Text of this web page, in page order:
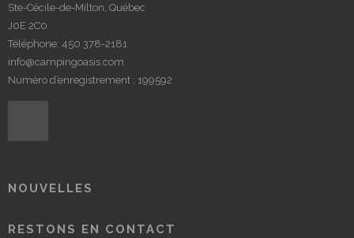
Ste-Cécile-de-Milton, Québec
J0E 2C0
Téléphone: 450 378-2181
info@campingoasis.com
Numéro d’enregistrement : 199592
NOUVELLES
RESTONS EN CONTACT